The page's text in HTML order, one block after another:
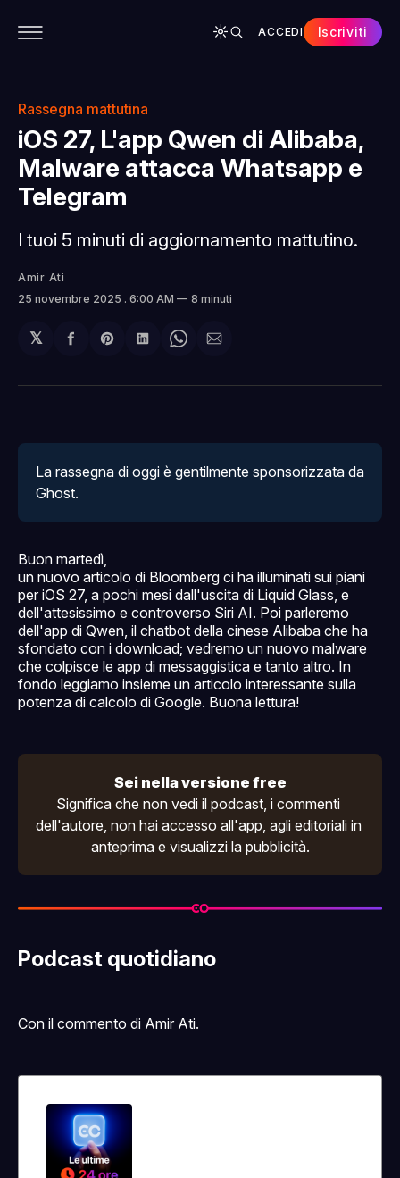
ACCEDI Iscriviti
Rassegna mattutina
iOS 27, L'app Qwen di Alibaba,
Malware attacca Whatsapp e
Telegram
I tuoi 5 minuti di aggiornamento mattutino.
Amir Ati
25 novembre 2025 . 6:00 AM 8 minuti
𝕏
Condividi
Facebook
Share
Pinterest
Condividi
LinkedIn
Share
WhatsApp
Condividi
email
Ghost.
Buon martedì,
un nuovo articolo di Bloomberg ci ha illuminati sui piani
per iOS 27, a pochi mesi dall'uscita di Liquid Glass, e
dell'attesissimo e controverso Siri AI. Poi parleremo
dell'app di Qwen, il chatbot della cinese Alibaba che ha
sfondato con i download; vedremo un nuovo malware
che colpisce le app di messaggistica e tanto altro. In
fondo leggiamo insieme un articolo interessante sulla
potenza di calcolo di Google. Buona lettura!
Sei nella versione free
Significa che non vedi il podcast, i commenti
dell'autore, non hai accesso all'app , agli editoriali in
anteprima e visualizzi la pubblicità.
Podcast quotidiano
Con il commento di Amir Ati.